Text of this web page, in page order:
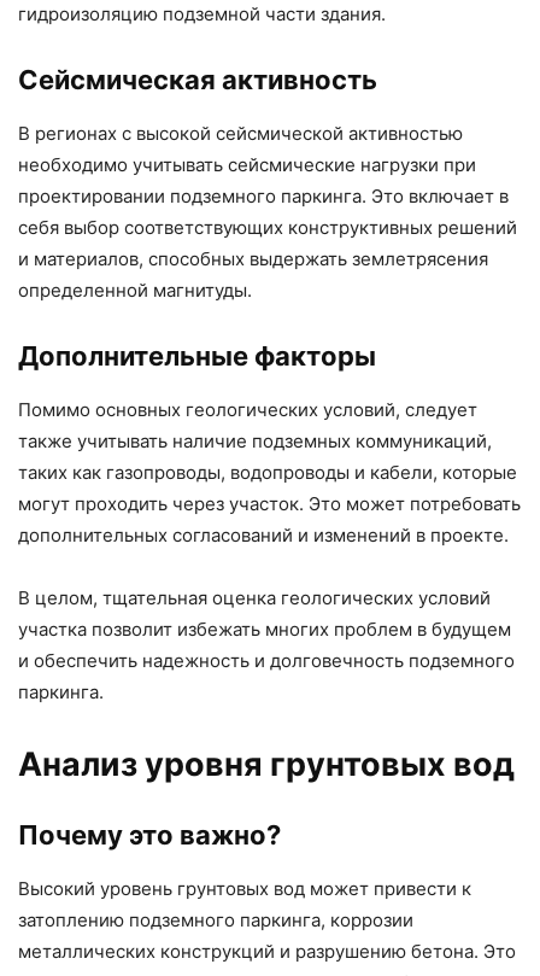
гидроизоляцию подземной части здания.
Сейсмическая активность
В регионах с высокой сейсмической активностью
необходимо учитывать сейсмические нагрузки при
проектировании подземного паркинга. Это включает в
себя выбор соответствующих конструктивных решений
и материалов, способных выдержать землетрясения
определенной магнитуды.
Дополнительные факторы
Помимо основных геологических условий, следует
также учитывать наличие подземных коммуникаций,
таких как газопроводы, водопроводы и кабели, которые
могут проходить через участок. Это может потребовать
дополнительных согласований и изменений в проекте.
В целом, тщательная оценка геологических условий
участка позволит избежать многих проблем в будущем
и обеспечить надежность и долговечность подземного
паркинга.
Анализ уровня грунтовых вод
Почему это важно?
Высокий уровень грунтовых вод может привести к
затоплению подземного паркинга, коррозии
металлических конструкций и разрушению бетона. Это